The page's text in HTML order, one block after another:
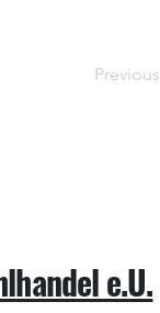
Previous
e.U.